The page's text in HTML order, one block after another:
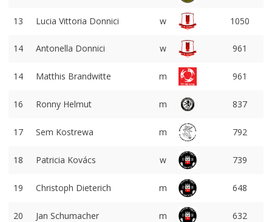
13 Lucia Vittoria Donnici w 1050
14 Antonella Donnici w 961
14 Matthis Brandwitte m 961
16 Ronny Helmut m 837
17 Sem Kostrewa m 792
18 Patricia Kovács w 739
19 Christoph Dieterich m 648
20 Jan Schumacher m 632